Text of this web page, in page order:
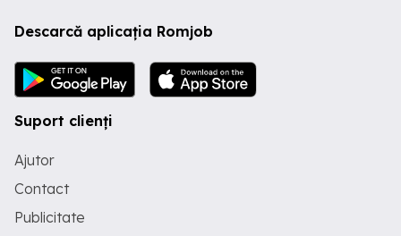
Descarcă aplicația Romjob
Suport clienți
Ajutor
Contact
Publicitate